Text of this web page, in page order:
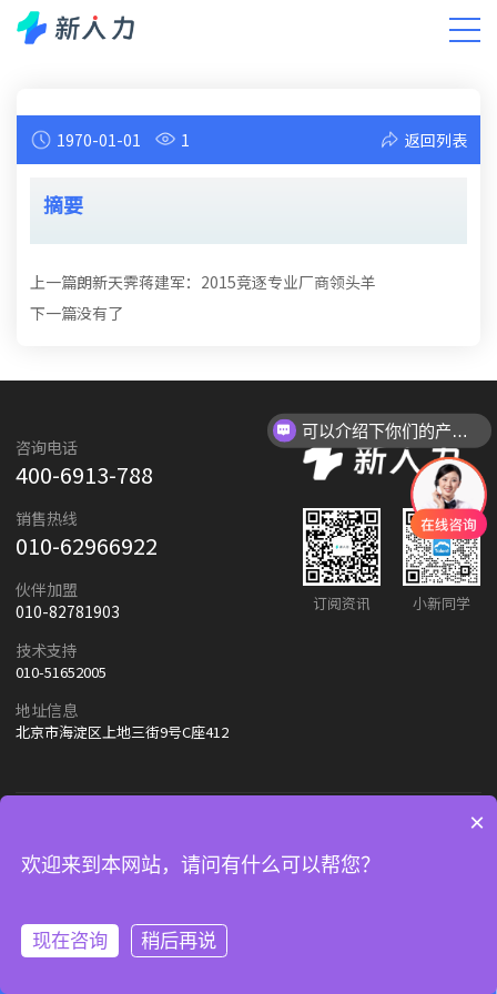
新闻中心 小新有话说
1970-01-01 1 返回列表
摘要
上一篇朗新天霁蒋建军：2015竞逐专业厂商领头羊
下一篇没有了
咨询电话
400-6913-788
销售热线
010-62966922
伙伴加盟
010-82781903
技术支持
010-51652005
地址信息
北京市海淀区上地三街9号C座412
订阅资讯 小新同学
© 2024-2025 北京朗新天霁软件技术有限公司 京ICP备11019233号-1
×
欢迎来到本网站，请问有什么可以帮您？
现在咨询 稍后再说